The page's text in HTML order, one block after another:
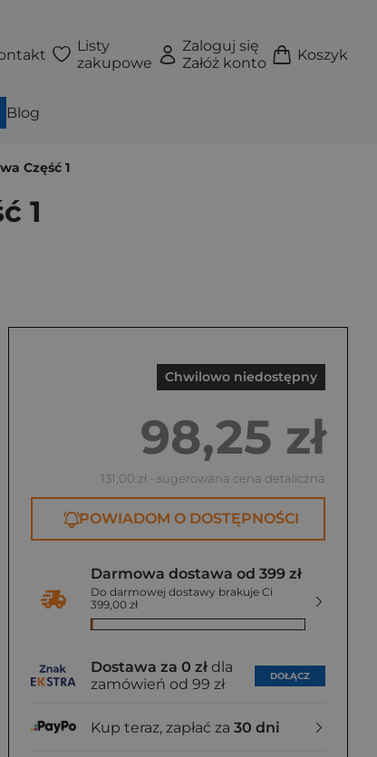
Listy
zakupowe
Zaloguj się
Załóż konto
Koszyk
Blog
Część 1
1
Chwilowo niedostępny
98,25 zł
131,00 zł - sugerowana cena detaliczna
POWIADOM O DOSTĘPNOŚCI
Darmowa dostawa od 399 zł
Do darmowej dostawy brakuje Ci
399,00 zł
Dostawa za 0 zł dla
zamówień od 99 zł
DOŁĄCZ
Kup teraz, zapłać za 30 dni